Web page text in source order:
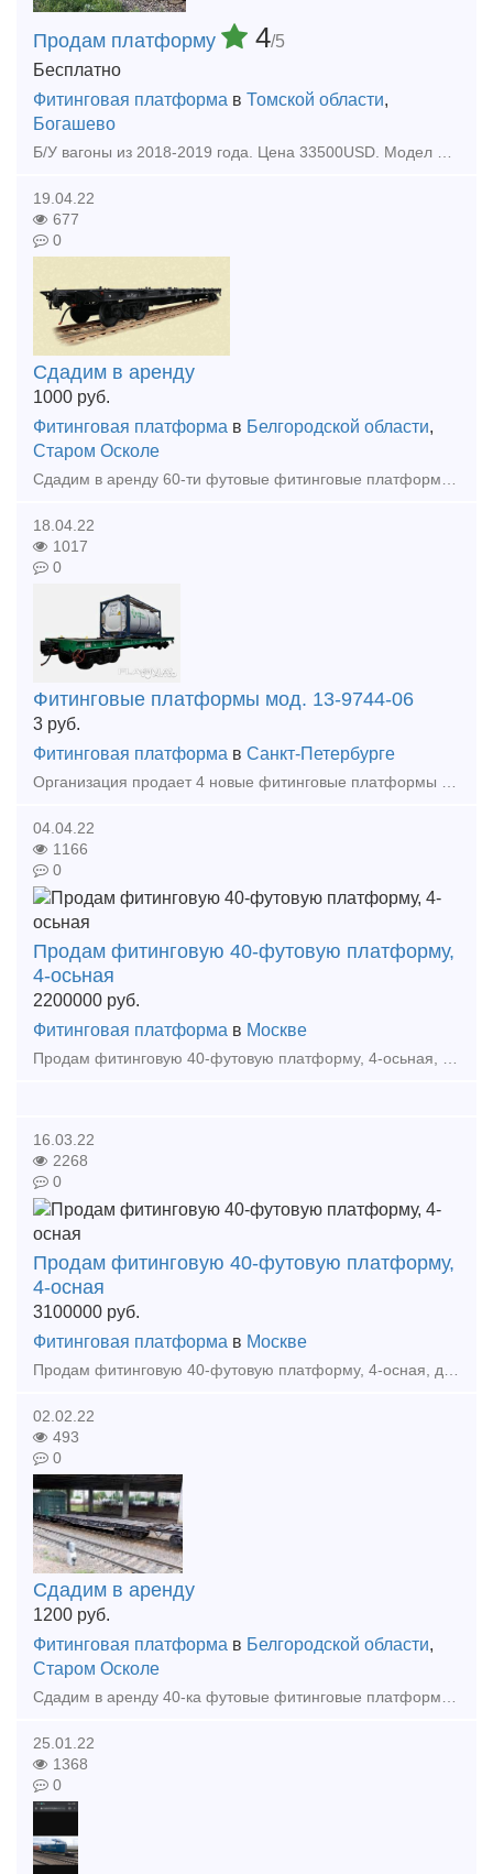
Продам платформу 4/5
Бесплатно
Фитинговая платформа в Томской области,
Богашево
19.04.22
677
0
Сдадим в аренду
1000 руб.
Фитинговая платформа в Белгородской области,
Старом Осколе
18.04.22
1017
0
Фитинговые платформы мод. 13-9744-06
3 руб.
Фитинговая платформа в Санкт-Петербурге
04.04.22
1166
0
Продам фитинговую 40-футовую платформу,
4-осьная
2200000 руб.
Фитинговая платформа в Москве
16.03.22
2268
0
Продам фитинговую 40-футовую платформу,
4-осная
3100000 руб.
Фитинговая платформа в Москве
02.02.22
493
0
Сдадим в аренду
1200 руб.
Фитинговая платформа в Белгородской области,
Старом Осколе
25.01.22
1368
0